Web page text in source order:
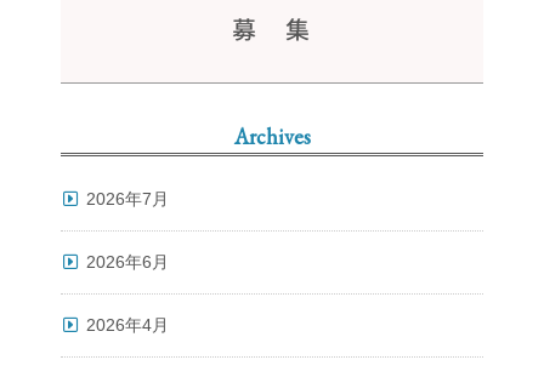
募 集
Archives
2026年7月
2026年6月
2026年4月